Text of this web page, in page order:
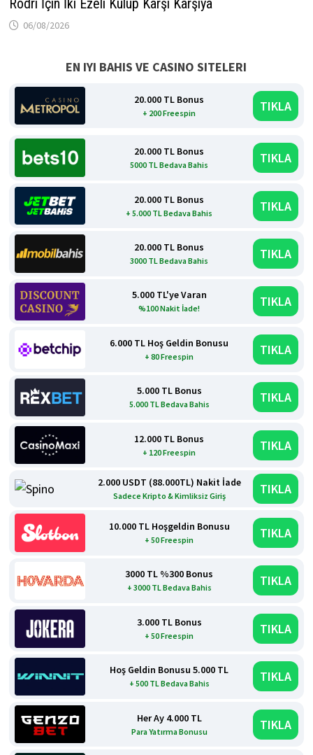
Rodri İçin İki Ezeli Kulüp Karşı Karşıya
06/08/2026
EN IYI BAHIS VE CASINO SITELERI
20.000 TL Bonus
+ 200 Freespin TIKLA
20.000 TL Bonus
5000 TL Bedava Bahis TIKLA
20.000 TL Bonus
+ 5.000 TL Bedava Bahis TIKLA
20.000 TL Bonus
3000 TL Bedava Bahis TIKLA
5.000 TL'ye Varan
%100 Nakit İade! TIKLA
6.000 TL Hoş Geldin Bonusu
+ 80 Freespin TIKLA
5.000 TL Bonus
5.000 TL Bedava Bahis TIKLA
12.000 TL Bonus
+ 120 Freespin TIKLA
2.000 USDT (88.000TL) Nakit İade
Sadece Kripto & Kimliksiz Giriş TIKLA
10.000 TL Hoşgeldin Bonusu
+ 50 Freespin TIKLA
3000 TL %300 Bonus
+ 3000 TL Bedava Bahis TIKLA
3.000 TL Bonus
+ 50 Freespin TIKLA
Hoş Geldin Bonusu 5.000 TL
+ 500 TL Bedava Bahis TIKLA
Her Ay 4.000 TL
Para Yatırma Bonusu TIKLA